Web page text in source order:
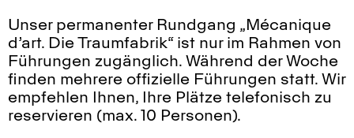
Unser permanenter Rundgang „Mécanique
d’art. Die Traumfabrik“ ist nur im Rahmen von
Führungen zugänglich. Während der Woche
finden mehrere offizielle Führungen statt. Wir
empfehlen Ihnen, Ihre Plätze telefonisch zu
reservieren (max. 10 Personen).